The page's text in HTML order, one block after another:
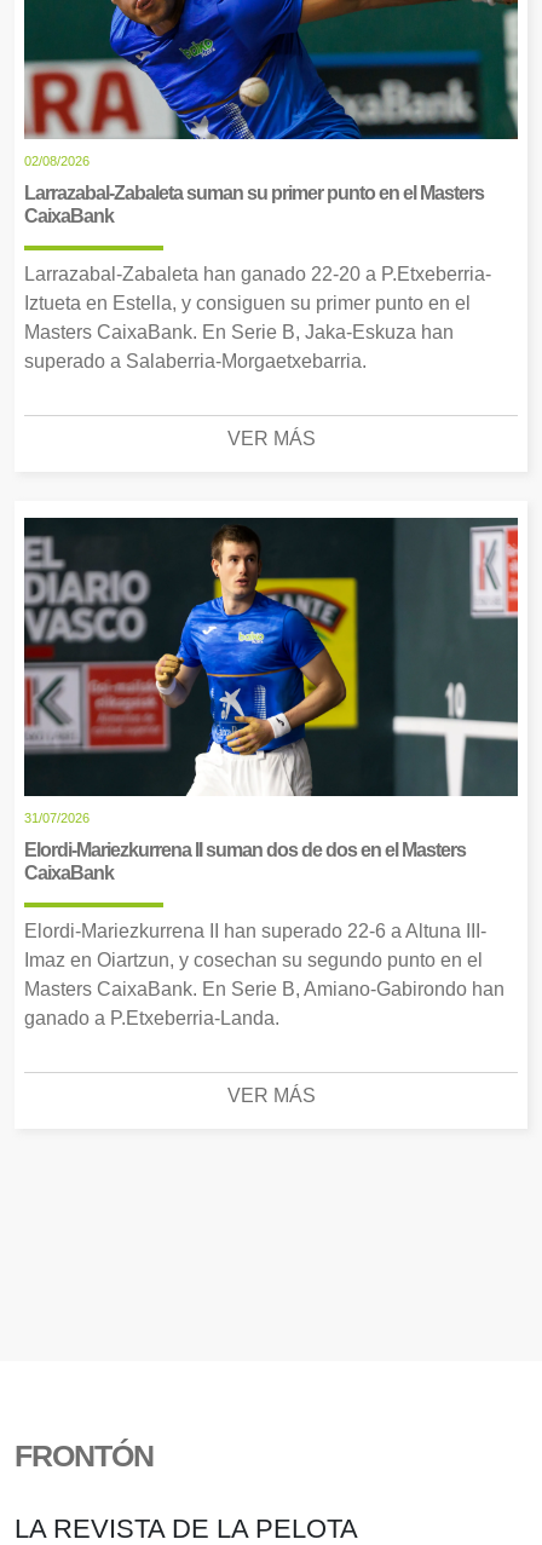
02/08/2026
Larrazabal-Zabaleta suman su primer punto en el Masters
CaixaBank
Larrazabal-Zabaleta han ganado 22-20 a P.Etxeberria-
Iztueta en Estella, y consiguen su primer punto en el
Masters CaixaBank. En Serie B, Jaka-Eskuza han
superado a Salaberria-Morgaetxebarria.
VER MÁS
31/07/2026
Elordi-Mariezkurrena II suman dos de dos en el Masters
CaixaBank
Elordi-Mariezkurrena II han superado 22-6 a Altuna III-
Imaz en Oiartzun, y cosechan su segundo punto en el
Masters CaixaBank. En Serie B, Amiano-Gabirondo han
ganado a P.Etxeberria-Landa.
VER MÁS
FRONTÓN
LA REVISTA DE LA PELOTA